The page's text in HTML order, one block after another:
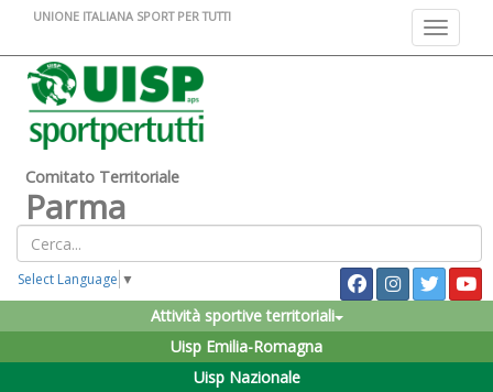
Toggle
UNIONE ITALIANA SPORT PER TUTTI
Comitato Territoriale
Parma
Select Language ▼
Attività sportive territoriali
Uisp Emilia-Romagna
Uisp Nazionale